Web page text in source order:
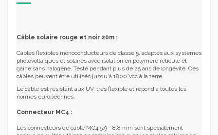
Câble solaire rouge et noir 20m :
Câbles flexibles monoconducteurs de classe 5, adaptés aux systèmes
photovoltaïques et solaires avec isolation en polymère réticulé et
gaine sans halogène. Testé pendant plus de 25 ans de longévité. Ces
câbles peuvent être utilisés jusqu'à 1800 Vcc à la terre.
Le câble est résistant aux UV, très flexible et répond à toutes les
normes européennes.
Connecteur MC4 :
Les connecteurs de câble MC4 5,9 - 8,8 mm sont spécialement